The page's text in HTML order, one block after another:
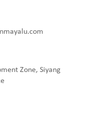
Zone, Siyang